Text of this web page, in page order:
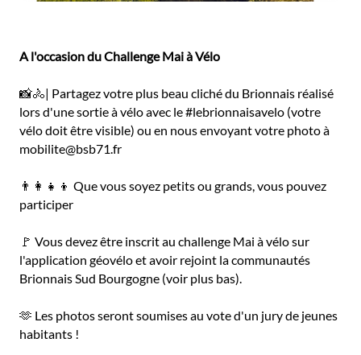
A l'occasion du Challenge Mai à Vélo
📸🚴| Partagez votre plus beau cliché du Brionnais réalisé
lors d'une sortie à vélo avec le #lebrionnaisavelo (votre
vélo doit être visible) ou en nous envoyant votre photo à
mobilite@bsb71.fr
👨‍👩‍👧‍👦 Que vous soyez petits ou grands, vous pouvez
participer
🚩 Vous devez être inscrit au challenge Mai à vélo sur
l'application géovélo et avoir rejoint la communautés
Brionnais Sud Bourgogne (voir plus bas).
🫶 Les photos seront soumises au vote d'un jury de jeunes
habitants !